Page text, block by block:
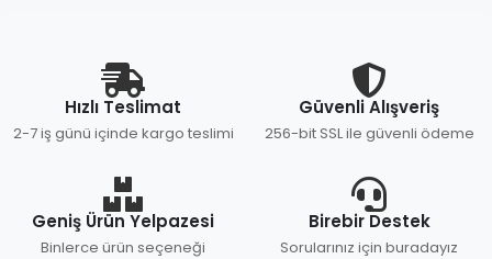
Hızlı Teslimat
2-7 iş günü içinde kargo teslimi
Güvenli Alışveriş
256-bit SSL ile güvenli ödeme
Geniş Ürün Yelpazesi
Binlerce ürün seçeneği
Birebir Destek
Sorularınız için buradayız